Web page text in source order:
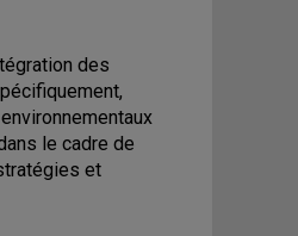
des
le cadre de
et